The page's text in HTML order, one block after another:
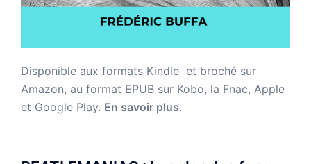
Disponible aux formats Kindle et broché sur
Amazon, au format EPUB sur Kobo, la Fnac, Apple
et Google Play. En savoir plus.